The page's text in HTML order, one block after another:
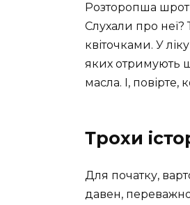
Розторопша
Слухали про неї?
квіточками. У
яких отримують
масла. І, повірте,
Трохи
Для початку,
давен,